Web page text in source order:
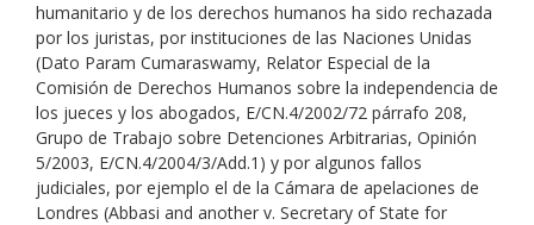
humanitario y de los derechos humanos ha sido rechazada
por los juristas, por instituciones de las Naciones Unidas
(Dato Param Cumaraswamy, Relator Especial de la
Comisión de Derechos Humanos sobre la independencia de
los jueces y los abogados, E/CN.4/2002/72 párrafo 208,
Grupo de Trabajo sobre Detenciones Arbitrarias, Opinión
5/2003, E/CN.4/2004/3/Add.1) y por algunos fallos
judiciales, por ejemplo el de la Cámara de apelaciones de
Londres (Abbasi and another v. Secretary of State for